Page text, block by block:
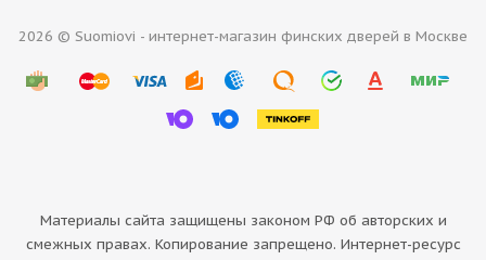
2026 © Suomiovi - интернет-магазин финских дверей в Москве
Материалы сайта защищены законом РФ об авторских и
смежных правах. Копирование запрещено. Интернет-ресурс